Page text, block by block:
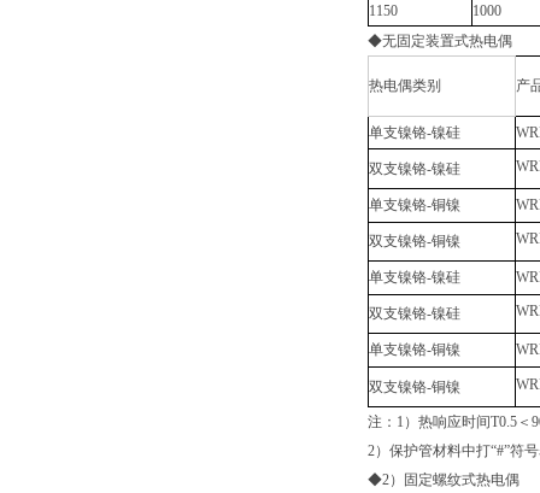
1150
1000
◆无固定装置式热电偶
热电偶类别 产
单支镍铬-镍硅
双支镍铬-镍硅
单支镍铬-铜镍
双支镍铬-铜镍
单支镍铬-镍硅
双支镍铬-镍硅
单支镍铬-铜镍
双支镍铬-铜镍
注：1）热响应时间T0.5＜
2）保护管材料中打“#”符
◆2）固定螺纹式热电偶